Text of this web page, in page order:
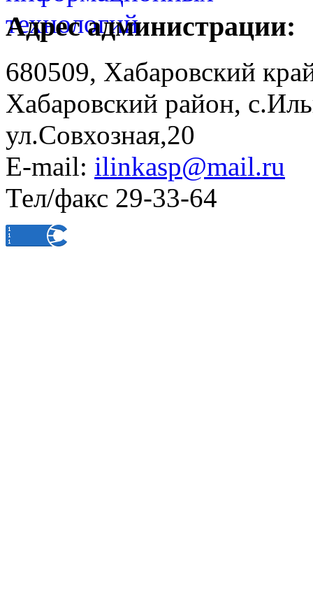
Адрес администрации:
680509, Хабаровский
Хабаровский район,
ул.Совхозная,20
E-mail: ilinkasp@mail.ru
Тел/факс 29-33-64